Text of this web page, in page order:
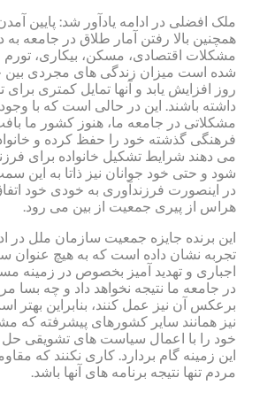
ملک افضلی در ادامه یادآور شد: پایین
همچنین بالا رفتن آمار طلاق در جامعه به
مشکلات اقتصادی، مسکن، بیکاری، تورم
شده است میزان زندگی های مجردی بین
روز افزایش یابد و آنها تمایل کمتری برای
داشته باشند. این در حالی است که با
مشکلاتی در جامعه ما، هنوز کشور ما
فرهنگی گذشته خود را حفظ کرده و
می دهند شرایط تشکیل خانواده برای
شود و حتی خود جوانان نیز ذاتا به این
در اینصورت فرزندآوری به خودی خود
هراس از پیری جمعیت از بین می رود.
این برنده جایزه جمعیت سازمان ملل در
تجربه نشان داده است که به هیچ عنوان
اجباری و تهدید آمیز بخصوص در زمینه
در جامعه ما نتیجه نخواهد داد و چه بسا
برعکس آن نیز عمل کنند، بنابراین بهتر
نیز همانند سایر کشورهای پیشرفته که
خود را با اعمال سیاست های تشویقی حل
این زمینه گام بردارد. کاری نکنند که
مردم تنها نتیجه برنامه های آنها باشد.